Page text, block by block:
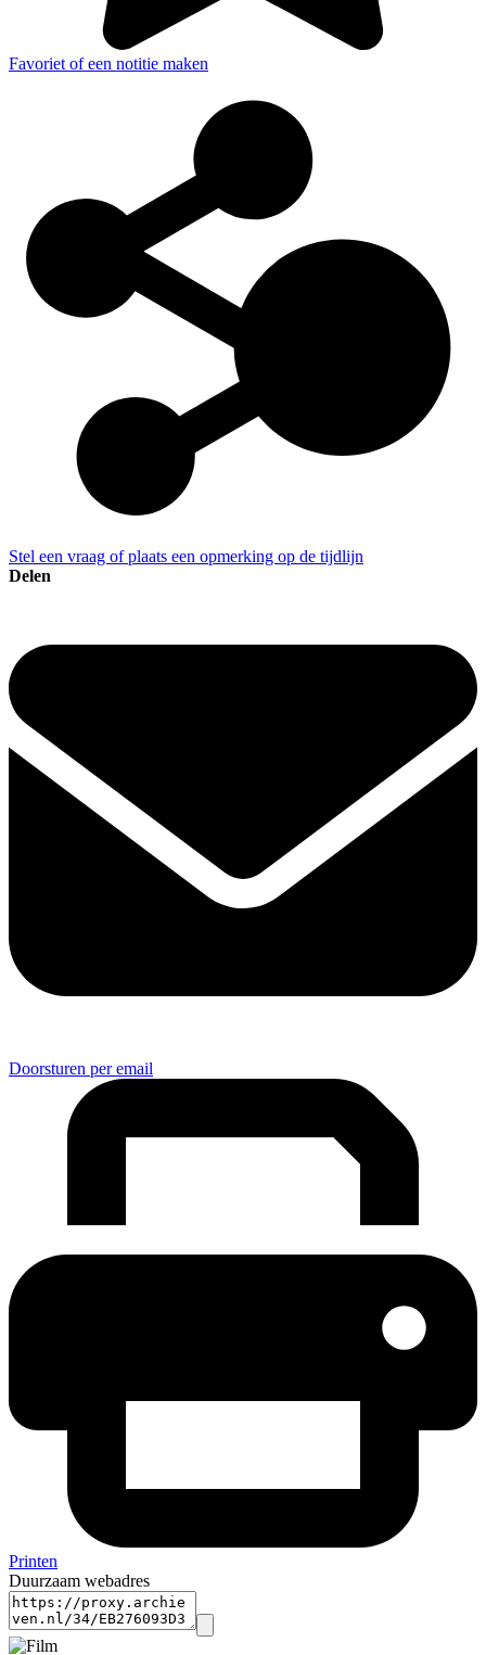
Favoriet of een notitie maken
Stel een vraag of plaats een opmerking op de tijdlijn
Delen
Doorsturen per email
Printen
Duurzaam webadres